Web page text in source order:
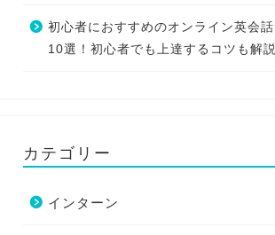
初心者におすすめのオンライン英会話
10選！初心者でも上達するコツも解説
カテゴリー
インターン